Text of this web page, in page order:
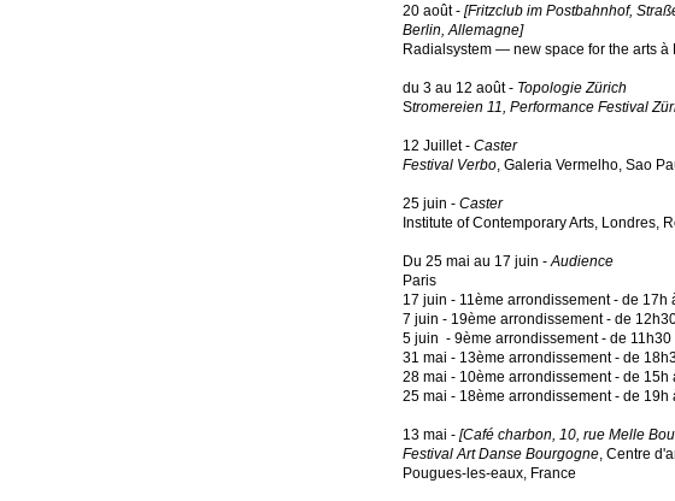
20 août - [Fritzclub im Postbahnhof,
Berlin, Allemagne]
Radialsystem — new space for the arts à
du 3 au 12 août - Topologie Zürich
Stromereien 11, Performance Festival
12 Juillet - Caster
Festival Verbo, Galeria Vermelho, Sao
25 juin - Caster
Institute of Contemporary Arts, Londres,
Du 25 mai au 17 juin -Audience
Paris
17 juin - 11ème arrondissement - de 17h
7 juin - 19ème arrondissement - de
5 juin - 9ème arrondissement - de 11h30
31 mai - 13ème arrondissement - de
28 mai - 10ème arrondissement - de 15h
25 mai - 18ème arrondissement - de 19h
13 mai - [Café charbon, 10, rue Melle
Festival Art Danse Bourgogne, Centre
Pougues-les-eaux, France